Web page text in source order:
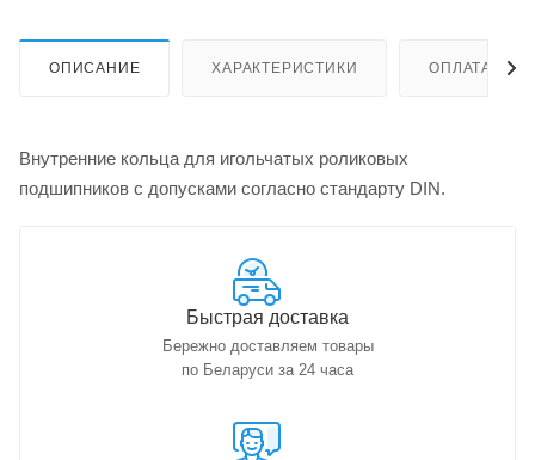
ОПИСАНИЕ ХАРАКТЕРИСТИКИ ОПЛАТА
Внутренние кольца для игольчатых роликовых
подшипников с допусками согласно стандарту DIN.
Быстрая доставка
Бережно доставляем товары
по Беларуси за 24 часа